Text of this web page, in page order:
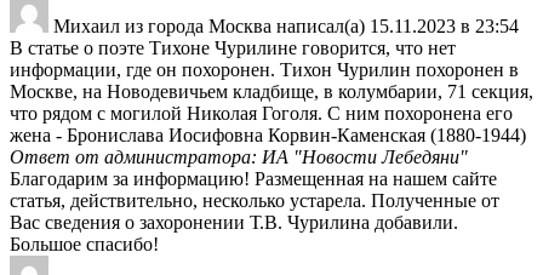
Михаил из города Москва написал(а) 15.11.2023 в 23:54
В статье о поэте Тихоне Чурилине говорится, что нет
информации, где он похоронен. Тихон Чурилин похоронен в
Москве, на Новодевичьем кладбище, в колумбарии, 71 секция,
что рядом с могилой Николая Гоголя. С ним похоронена его
жена - Бронислава Иосифовна Корвин-Каменская (1880-1944)
Ответ от администратора: ИА "Новости Лебедяни"
Благодарим за информацию! Размещенная на нашем сайте
статья, действительно, несколько устарела. Полученные от
Вас сведения о захоронении Т.В. Чурилина добавили.
Большое спасибо!